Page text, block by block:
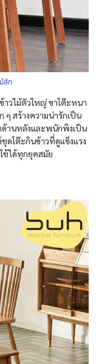
สัก
วไม้ตัวใหญ่ ขาโต๊ะหนา
ๆ สร้างความน่ารักเป็น
ด้านหลังและพนักพิงเป็น
ดโต๊ะกินข้าวที่ดูแข็งแรง
ช้ได้ทุกยุคสมัย